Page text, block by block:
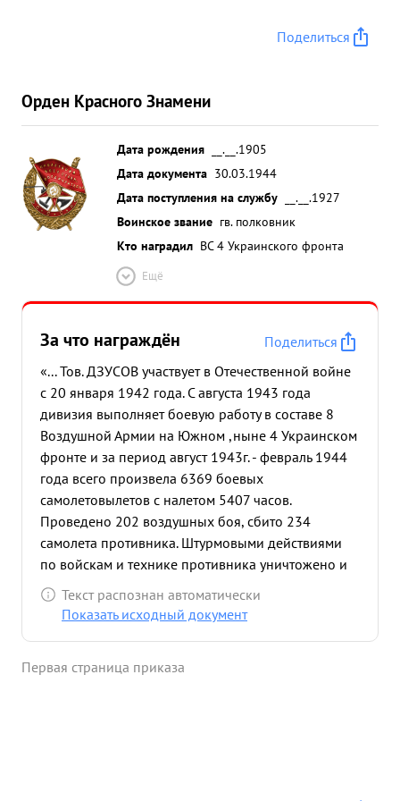
Поделиться
Орден Красного Знамени
Дата рождения
__.__.1905
Дата документа 30.03.1944
Дата поступления на службу
__.__.1927
Воинское звание гв. полковник
Кто наградил ВС 4 Украинского фронта
Ещё
За что награждён
Поделиться
«... Тов. ДЗУСОВ участвует в Отечественной войне
с 20 января 1942 года. С августа 1943 года
дивизия выполняет боевую работу в составе 8
Воздушной Армии на Южном ,ныне 4 Украинском
фронте и за период август 1943г. - февраль 1944
года всего произвела 6369 боевых
самолетовылетов с налетом 5407 часов.
Проведено 202 воздушных боя, сбито 234
самолета противника. Штурмовыми действиями
по войскам и технике противника уничтожено и
повреждено : паравозов- 42, автомашин- 126
подвод- 34, ж.д. эшелонов- 1.ж.д. вагонов- 12
противника. За успешные боевые действия частей
Текст распознан автоматически
Показать исходный документ
Первая страница приказа